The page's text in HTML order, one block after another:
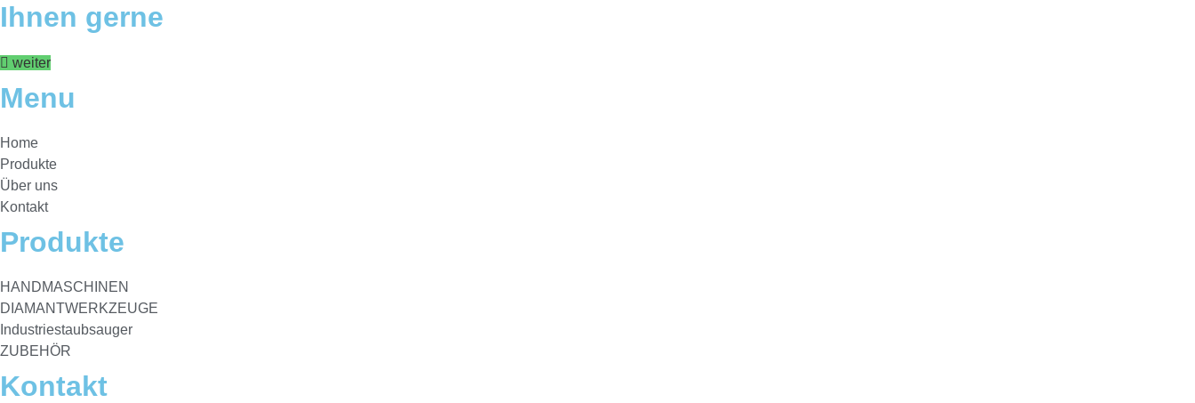
Ihnen gerne
weiter
Menu
Home
Produkte
Über uns
Kontakt
Produkte
HANDMASCHINEN
DIAMANTWERKZEUGE
Industriestaubsauger
ZUBEHÖR
Kontakt